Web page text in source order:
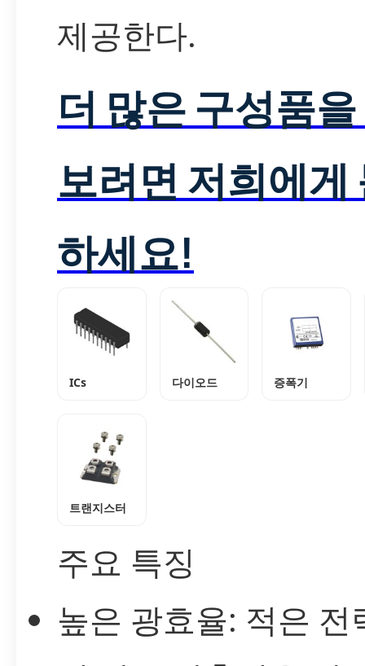
제공한다.
더 많은 구성품
보려면 저희에게
하세요!
ICs 다이오드 증폭기
트랜지스터
주요 특징
높은 광효율: 적은 전